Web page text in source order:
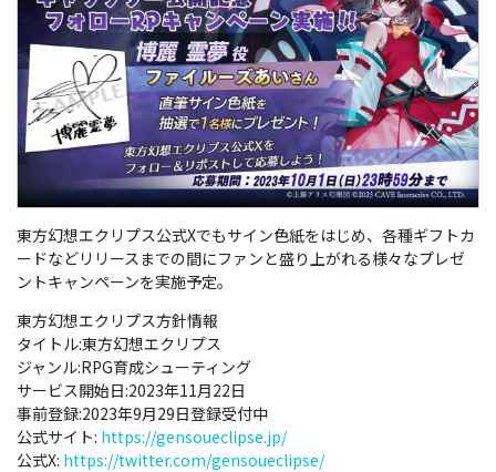
東方幻想エクリプス公式Xでもサイン色紙をはじめ、各種ギフトカ
ードなどリリースまでの間にファンと盛り上がれる様々なプレゼ
ントキャンペーンを実施予定。
東方幻想エクリプス方針情報
タイトル:東方幻想エクリプス
ジャンル:RPG育成シューティング
サービス開始日:2023年11月22日
事前登録:2023年9月29日登録受付中
公式サイト: https://gensoueclipse.jp/
公式X: https://twitter.com/gensoueclipse/